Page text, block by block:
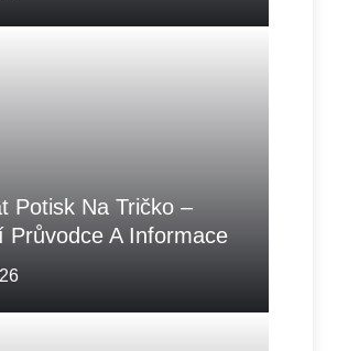
Potisk Na Tričko –
Průvodce A Informace